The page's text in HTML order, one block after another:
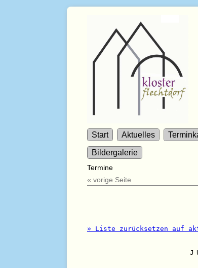
Start Aktuelles
Bildergalerie
Termine
« vorige Seite
» Liste zurücksetzen auf